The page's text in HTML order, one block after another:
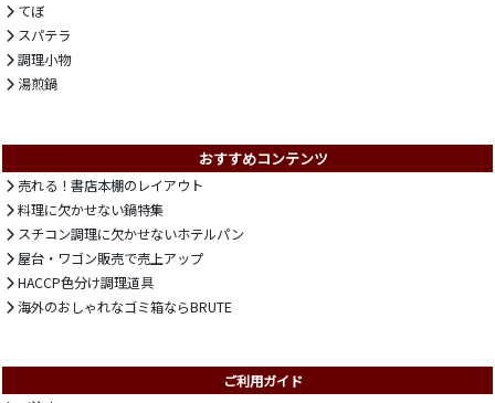
てぼ
スパテラ
調理小物
湯煎鍋
おすすめコンテンツ
売れる！書店本棚のレイアウト
料理に欠かせない鍋特集
スチコン調理に欠かせないホテルパン
屋台・ワゴン販売で売上アップ
HACCP色分け調理道具
海外のおしゃれなゴミ箱ならBRUTE
ご利用ガイド